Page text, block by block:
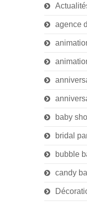
agence
baby
bridal
bubble
candy